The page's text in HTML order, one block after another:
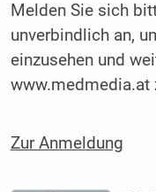
Melden Sie sich
unverbindlich an,
einzusehen und
www.medmedia.at
Zur Anmeldung